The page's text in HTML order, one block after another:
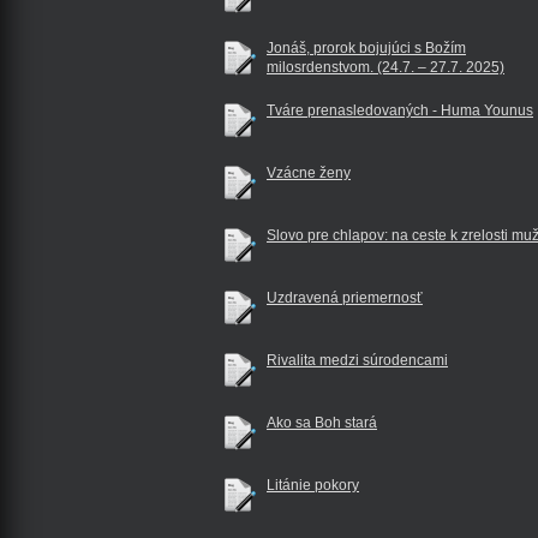
Jonáš, prorok bojujúci s Božím
milosrdenstvom. (24.7. – 27.7. 2025)
Tváre prenasledovaných - Huma Younus
Vzácne ženy
Slovo pre chlapov: na ceste k zrelosti
Uzdravená priemernosť
Rivalita medzi súrodencami
Ako sa Boh stará
Litánie pokory